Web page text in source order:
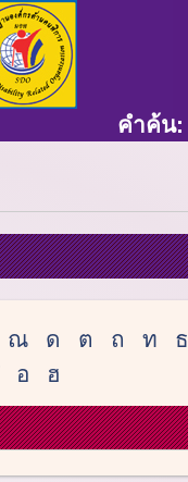
คำค้น:
ณ ด ต ถ ท ธ
อ ฮ